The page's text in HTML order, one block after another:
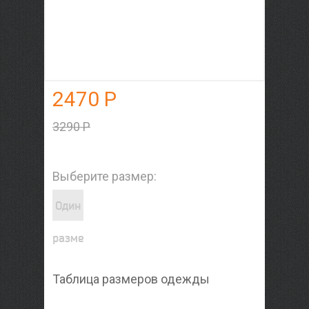
2470 Р
3290 Р
Выберите размер:
Один
разме
Таблица размеров одежды